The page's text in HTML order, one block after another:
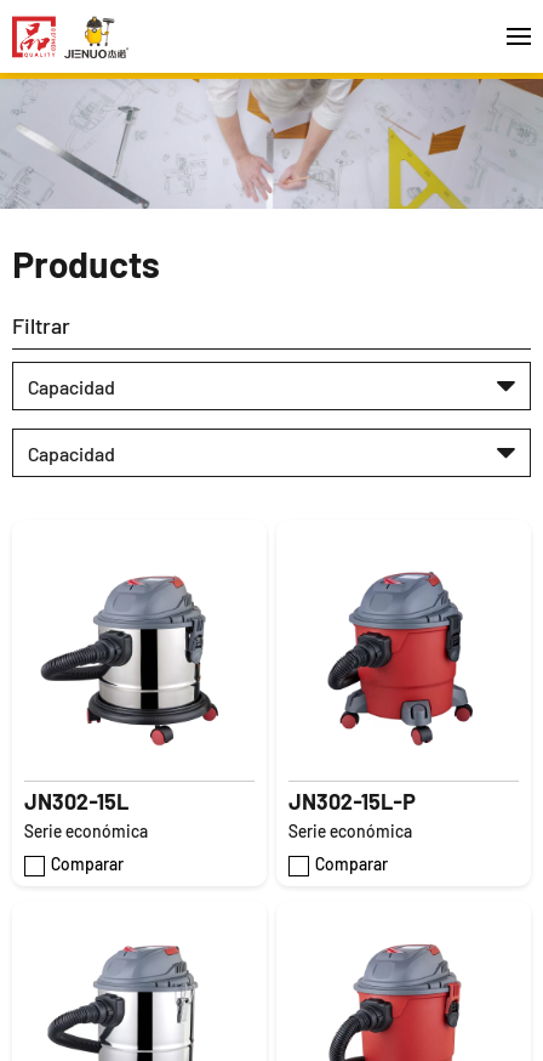
Products
Filtrar
Capacidad
Capacidad
JN302-15L
Serie económica
Comparar
JN302-15L-P
Serie económica
Comparar